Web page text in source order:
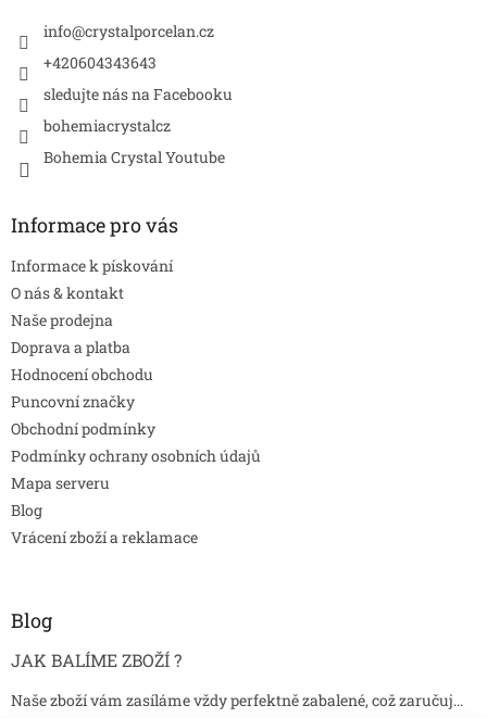
info@crystalporcelan.cz
+420604343643
sledujte nás na Facebooku
bohemiacrystalcz
Bohemia Crystal Youtube
Informace pro vás
Informace k pískování
O nás & kontakt
Naše prodejna
Doprava a platba
Hodnocení obchodu
Puncovní značky
Obchodní podmínky
Podmínky ochrany osobních údajů
Mapa serveru
Blog
Vrácení zboží a reklamace
Blog
JAK BALÍME ZBOŽÍ ?
Naše zboží vám zasíláme vždy perfektně zabalené, což zaručuj...